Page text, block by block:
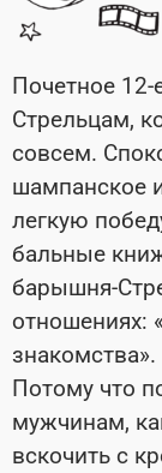
Почетное 12-
Стрельцам,
совсем.
шампанское
легкую
бальные
барышня-
отношениях:
Потому что
мужчинам,
вскочить с